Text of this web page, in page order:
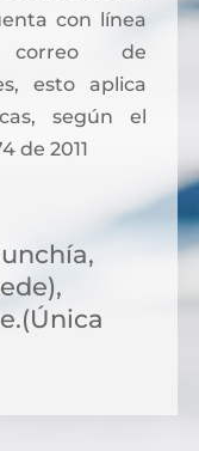
con línea
correo de
esto aplica
según el
de 2011